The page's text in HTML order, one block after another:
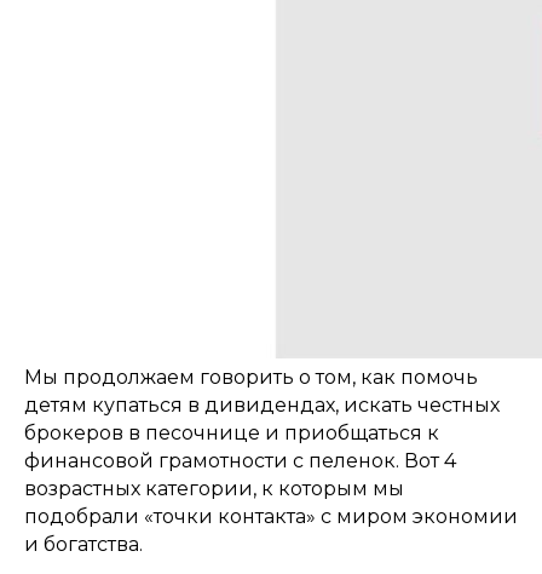
Мы продолжаем говорить о том, как помочь
детям купаться в дивидендах, искать честных
брокеров в песочнице и приобщаться к
финансовой грамотности с пеленок. Вот 4
возрастных категории, к которым мы
подобрали «точки контакта» с миром экономии
и богатства.